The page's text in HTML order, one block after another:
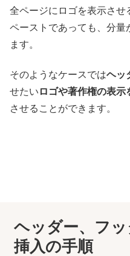
全ページにロゴを表示させ
ペーストであっても、分量
ます。
そのようなケースではヘッ
せたい ロゴや著作権の表示
させることができます。
ヘッダー、フ
挿入の手順